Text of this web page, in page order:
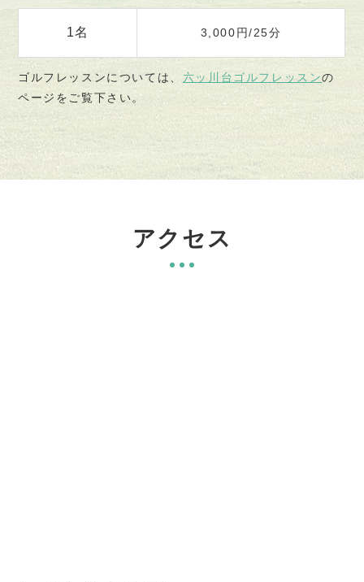
1名 3,000円/25分
ゴルフレッスンについては、六ッ川台ゴルフレッスンの
ページをご覧下さい。
アクセス